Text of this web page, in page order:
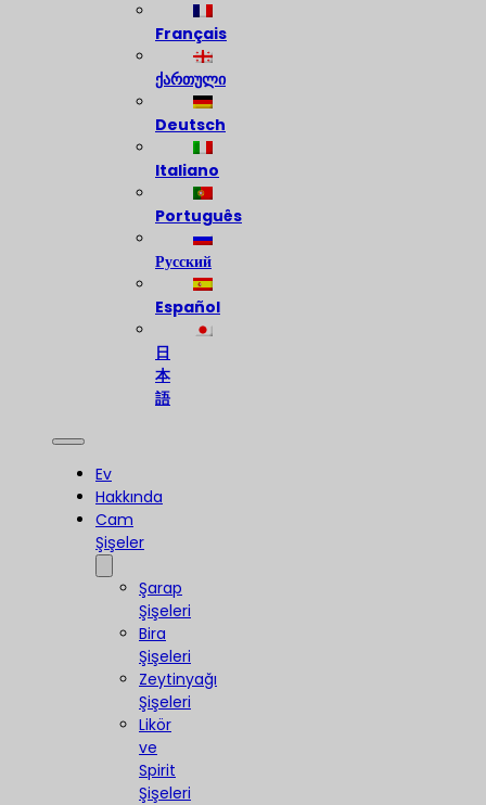
Français
ქართული
Deutsch
Italiano
Português
Русский
Español
日
本
語
Ev
Hakkında
Cam
Şişeler
Şarap
Şişeleri
Bira
Şişeleri
Zeytinyağı
Şişeleri
Likör
ve
Spirit
Şişeleri